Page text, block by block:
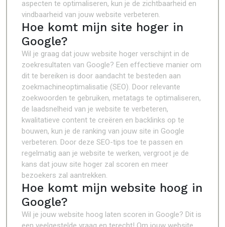
aspecten te optimaliseren, kun je de zichtbaarheid en
vindbaarheid van jouw website verbeteren.
Hoe komt mijn site hoger in
Google?
Wil je graag dat jouw website hoger verschijnt in de
zoekresultaten van Google? Een effectieve manier om
dit te bereiken is door aandacht te besteden aan
zoekmachineoptimalisatie (SEO). Door relevante
zoekwoorden te gebruiken, metatags te optimaliseren,
de laadsnelheid van je website te verbeteren,
kwalitatieve content te creëren en backlinks op te
bouwen, kun je de ranking van jouw site in Google
verbeteren. Door deze SEO-tips toe te passen en
regelmatig aan je website te werken, vergroot je de
kans dat jouw site hoger zal scoren en meer
bezoekers zal aantrekken.
Hoe komt mijn website hoog in
Google?
Wil je jouw website hoog laten scoren in Google? Dit is